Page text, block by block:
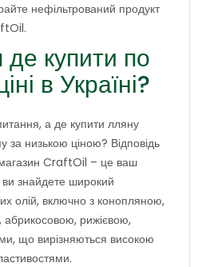
нефільтрований продукт
купити по
в Україні?
а де купити лляну
за низькою ціною? Відповідь
CraftOil – це ваш
ви знайдете широкий
олій, включно з конопляною,
абрикосовою, рижієвою,
що вирізняються високою